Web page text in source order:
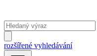
rozšířené vyhledávání